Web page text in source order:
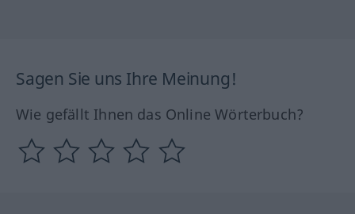
Sagen Sie uns Ihre Meinung!
Wie gefällt Ihnen das Online Wörterbuch?